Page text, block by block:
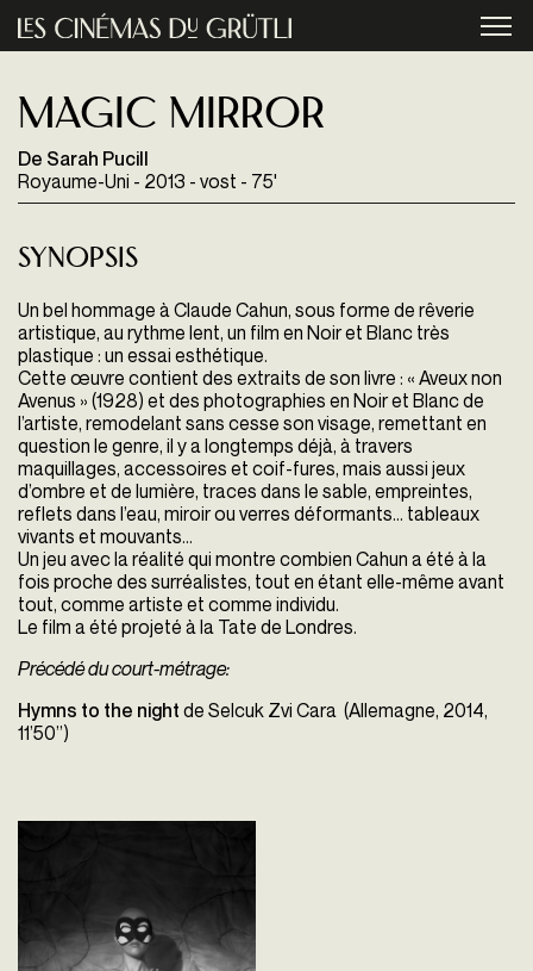
Aller au contenu principal
Magic Mirror
De Sarah Pucill
Royaume-Uni - 2013 - vost - 75'
Synopsis
Un bel hommage à Claude Cahun, sous forme de rêverie
artistique, au rythme lent, un film en Noir et Blanc très
plastique : un essai esthétique.
Cette œuvre contient des extraits de son livre : « Aveux non
Avenus » (1928) et des photographies en Noir et Blanc de
l’artiste, remodelant sans cesse son visage, remettant en
question le genre, il y a longtemps déjà, à travers
maquillages, accessoires et coif-fures, mais aussi jeux
d’ombre et de lumière, traces dans le sable, empreintes,
reflets dans l’eau, miroir ou verres déformants… tableaux
vivants et mouvants…
Un jeu avec la réalité qui montre combien Cahun a été à la
fois proche des surréalistes, tout en étant elle-même avant
tout, comme artiste et comme individu.
Le film a été projeté à la Tate de Londres.
Précédé du court-métrage:
Hymns to the night de Selcuk Zvi Cara (Allemagne, 2014,
11’50’’)